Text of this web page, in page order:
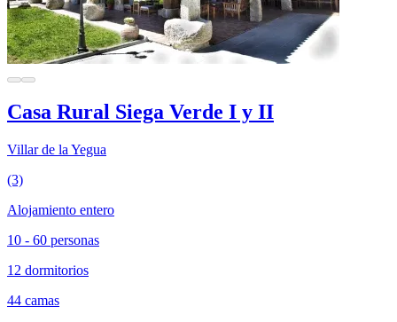
Casa Rural Siega Verde I y II
Villar de la Yegua
(3)
Alojamiento entero
10 - 60 personas
12 dormitorios
44 camas